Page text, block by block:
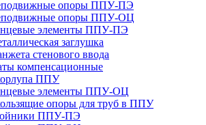
опоры ППУ-ПЭ
опоры ППУ-ОЦ
элементы ППУ-ПЭ
заглушка
стенового ввода
компенсационные
ППУ
элементы ППУ-ОЦ
опоры для труб в ППУ
ППУ-ПЭ